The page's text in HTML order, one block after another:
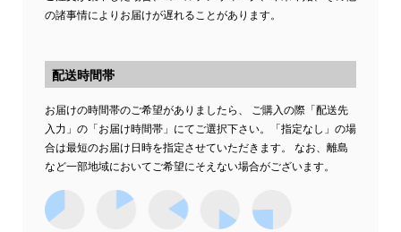
の諸事情によりお届けが遅れることがあります。
配送時間帯
お届けの時間帯のご希望がありましたら、 ご購入の際「配送先
入力」の「お届け時間帯」にてご選択下さい。「指定なし」の場
合は最短のお届け日時を指定させていただきます。 なお、離島
など一部地域においてご希望にそえない場合がございます。